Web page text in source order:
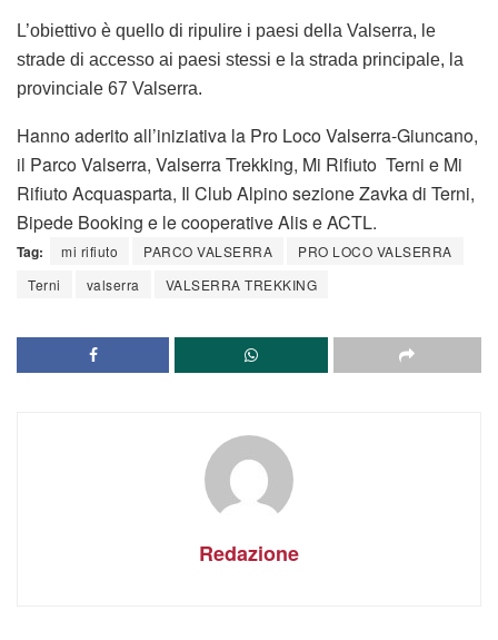
L’obiettivo è quello di ripulire i paesi della Valserra, le
strade di accesso ai paesi stessi e la strada principale, la
provinciale 67 Valserra.
Hanno aderito all’iniziativa la Pro Loco Valserra-Giuncano,
il Parco Valserra, Valserra Trekking, Mi Rifiuto Terni e Mi
Rifiuto Acquasparta, Il Club Alpino sezione Zavka di Terni,
Bipede Booking e le cooperative Alis e ACTL.
Tag: mi rifiuto PARCO VALSERRA
PRO LOCO VALSERRA
Terni
valserra VALSERRA TREKKING
Redazione